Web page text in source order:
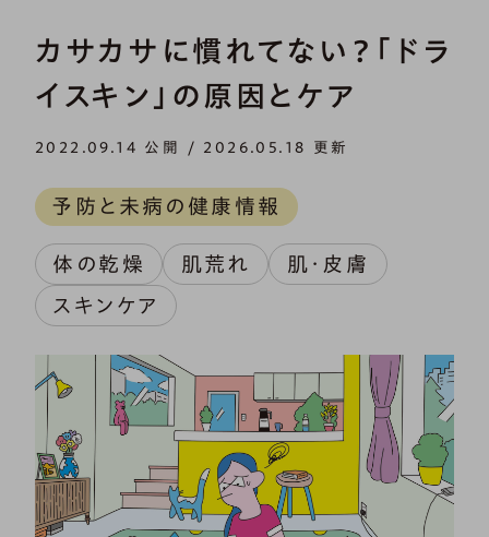
カサカサに慣れてない？「ドラ
イスキン」の原因とケア
2022.09.14 公開 / 2026.05.18 更新
予防と未病の健康情報
体の乾燥 肌荒れ
肌・皮膚
スキンケア